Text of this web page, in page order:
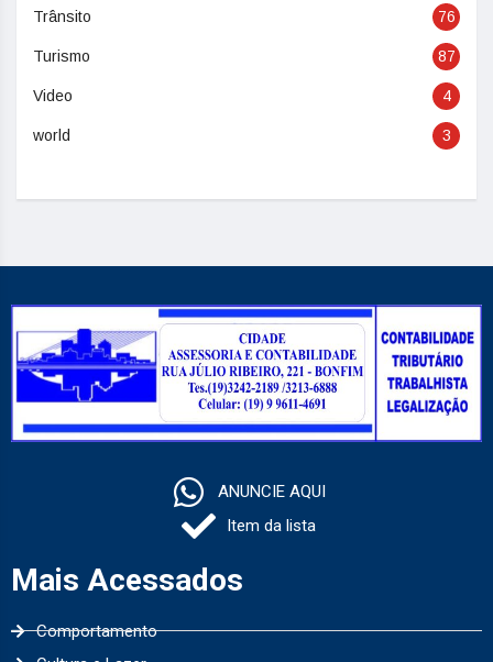
Trânsito 76
Turismo 87
Video 4
world 3
ANUNCIE AQUI
Item da lista
Mais Acessados
Comportamento